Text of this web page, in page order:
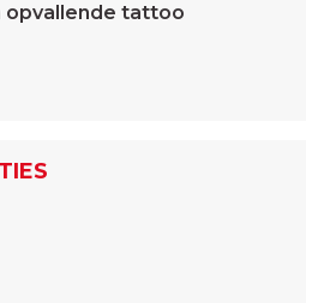
opvallende tattoo